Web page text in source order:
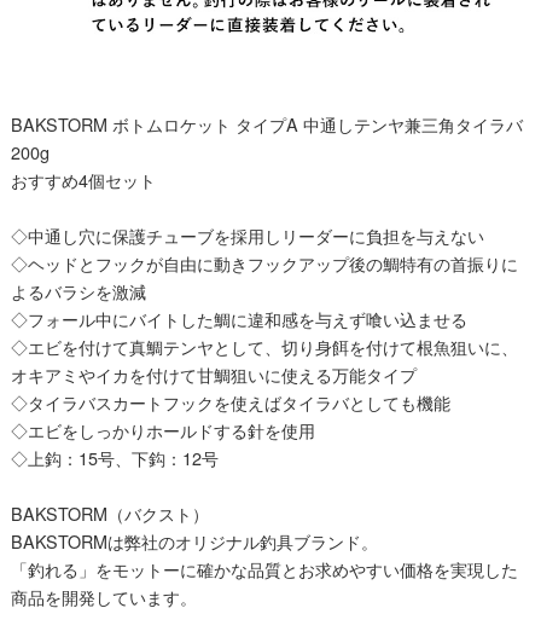
BAKSTORM ボトムロケット タイプA 中通しテンヤ兼三角タイラバ
200g
おすすめ4個セット
◇中通し穴に保護チューブを採用しリーダーに負担を与えない
◇ヘッドとフックが自由に動きフックアップ後の鯛特有の首振りに
よるバラシを激減
◇フォール中にバイトした鯛に違和感を与えず喰い込ませる
◇エビを付けて真鯛テンヤとして、切り身餌を付けて根魚狙いに、
オキアミやイカを付けて甘鯛狙いに使える万能タイプ
◇タイラバスカートフックを使えばタイラバとしても機能
◇エビをしっかりホールドする針を使用
◇上鈎：15号、下鈎：12号
BAKSTORM（バクスト）
BAKSTORMは弊社のオリジナル釣具ブランド。
「釣れる」をモットーに確かな品質とお求めやすい価格を実現した
商品を開発しています。